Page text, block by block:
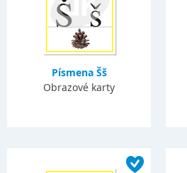
Písmena Šš
Obrazové karty